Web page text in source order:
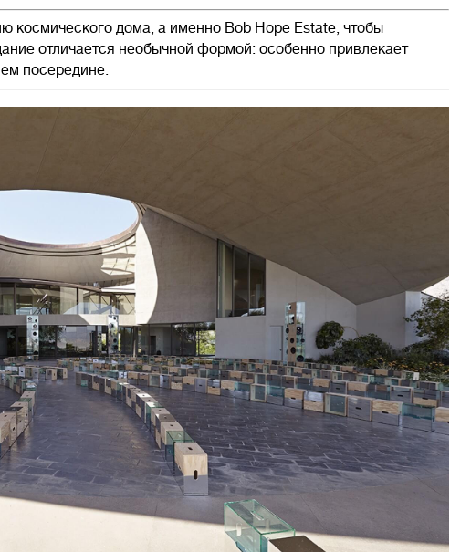
космического дома, а именно Bob Hope Estate, чтобы
отличается необычной формой: особенно привлекает
посередине.